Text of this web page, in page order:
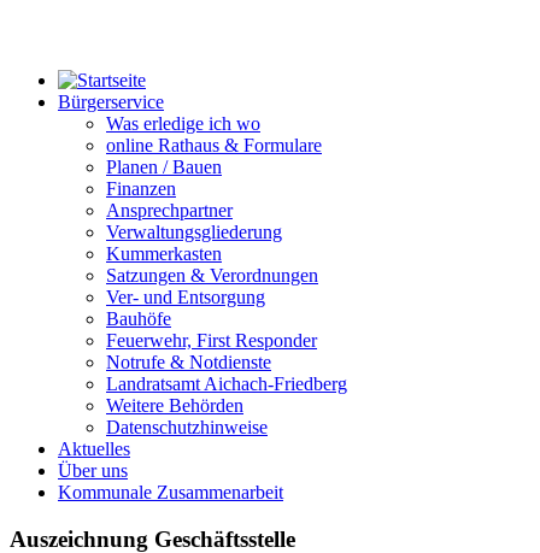
Bürgerservice
Was erledige ich wo
online Rathaus & Formulare
Planen / Bauen
Finanzen
Ansprechpartner
Verwaltungsgliederung
Kummerkasten
Satzungen & Verordnungen
Ver- und Entsorgung
Bauhöfe
Feuerwehr, First Responder
Notrufe & Notdienste
Landratsamt Aichach-Friedberg
Weitere Behörden
Datenschutzhinweise
Aktuelles
Über uns
Kommunale Zusammenarbeit
Auszeichnung Geschäftsstelle